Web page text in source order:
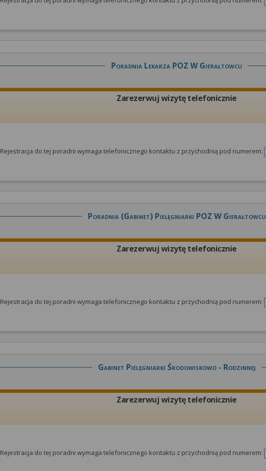
Poradnia Lekarza POZ W Gierałtowcu
Zarezerwuj wizytę telefonicznie
Rejestracja do tej poradni wymaga telefonicznego kontaktu z przychodnią pod numerem:
Poradnia (gabinet) Pielęgniarki POZ W Gierałtowcu
Zarezerwuj wizytę telefonicznie
Rejestracja do tej poradni wymaga telefonicznego kontaktu z przychodnią pod numerem:
Gabinet Pielęgniarki Środowiskowo - Rodzinnej
Zarezerwuj wizytę telefonicznie
Rejestracja do tej poradni wymaga telefonicznego kontaktu z przychodnią pod numerem: